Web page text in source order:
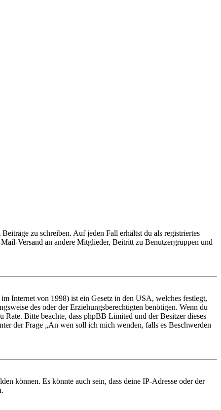
zu schreiben. Auf jeden Fall erhältst du als registriertes
Versand an andere Mitglieder, Beitritt zu Benutzergruppen und
Internet von 1998) ist ein Gesetz in den USA, welches festlegt,
des oder der Erziehungsberechtigten benötigen. Wenn du
Bitte beachte, dass phpBB Limited und der Besitzer dieses
der Frage „An wen soll ich mich wenden, falls es Beschwerden
können. Es könnte auch sein, dass deine IP-Adresse oder der